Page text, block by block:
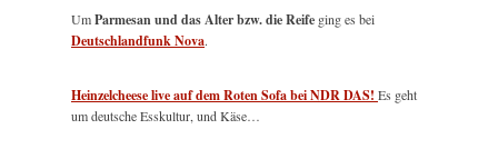
UmParmesan und das Alter bzw. die Reife ging es bei
Deutschlandfunk Nova.
Heinzelcheese live auf dem Roten Sofa bei NDR DAS! Es geht
um deutsche Esskultur, und Käse…